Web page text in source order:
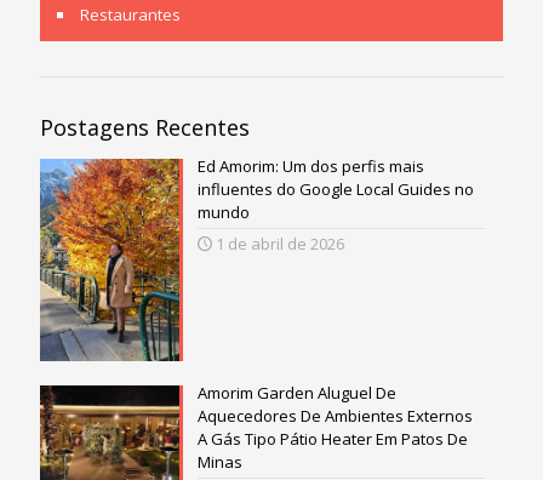
Restaurantes
Postagens Recentes
Ed Amorim: Um dos perfis mais
influentes do Google Local Guides no
mundo
1 de abril de 2026
Amorim Garden Aluguel De
Aquecedores De Ambientes Externos
A Gás Tipo Pátio Heater Em Patos De
Minas